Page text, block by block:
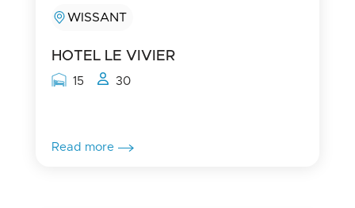
WISSANT
HOTEL LE VIVIER
Rooms capacity
15 People capacity
30
Read more